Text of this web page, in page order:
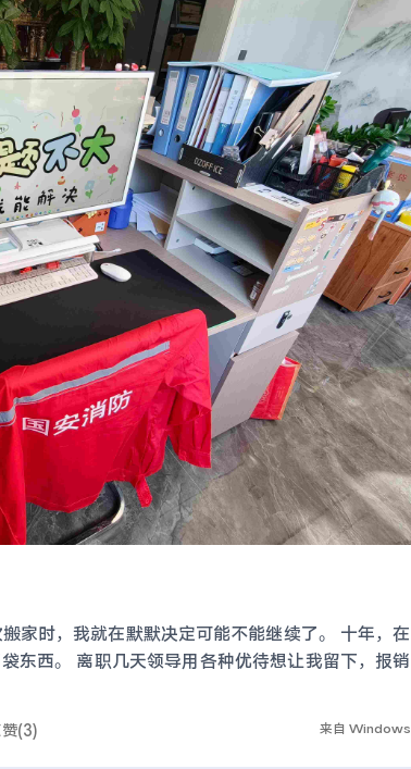
家时，我就在默默决定可能不能继续了。 十年，在
东西。 离职几天领导用各种优待想让我留下，报销
赞(3) 来自 Windows